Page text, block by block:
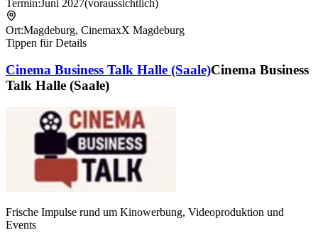
Termin:Juni 2027(voraussichtlich)
Ort:Magdeburg, CinemaxX Magdeburg
Tippen für Details
Cinema Business Talk Halle (Saale)Cinema Business
Talk Halle (Saale)
Frische Impulse rund um Kinowerbung, Videoproduktion und
Events